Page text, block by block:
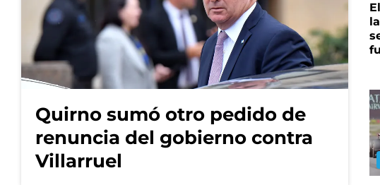
Quirno sumó otro pedido de
renuncia del gobierno contra
Villarruel